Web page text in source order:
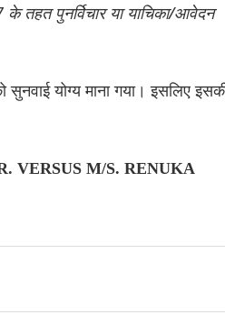
तहत पुनर्विचार या याचिका/आवेदन
सुनवाई योग्य माना गया। इसलिए
VERSUS M/S. RENUKA